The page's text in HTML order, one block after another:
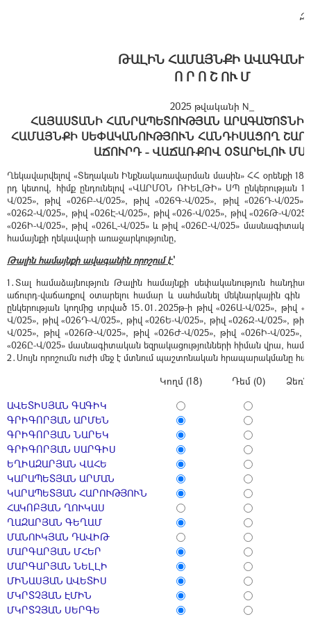
ԹԱԼԻՆ ՀԱՄԱՅՆՔԻ ԱՎԱԳԱՆԻ
Ո Ր Ո Շ ՈՒ Մ
2025 թվականի N_
ՀԱՅԱՍՏԱՆԻ ՀԱՆՐԱՊԵՏՈՒԹՅԱՆ ԱՐԱԳԱԾՈՏՆԻ
ՀԱՄԱՅՆՔԻ ՍԵՓԱԿԱՆՈՒԹՅՈՒՆ ՀԱՆԴԻՍԱՑՈՂ
ԱՃՈՒՐԴ - ՎԱՃԱՌՔՈՎ ՕՏԱՐԵԼՈՒ
Ղեկավարվելով «Տեղական Ինքնակառավարման մասին» ՀՀ օրենքի 18-
րդ կետով, հիմք ընդունելով «ՎԱՐՄՕՆ ՌԻԵԼԹԻ» ՍՊ ընկերության
Վ/025», թիվ «026Բ-Վ/025», թիվ «026Գ-Վ/025», թիվ «026Դ-Վ/
«026Զ-Վ/025», թիվ «026Է-Վ/025», թիվ «026-Վ/025», թիվ «026Թ-Վ/
«026Ի-Վ/025», թիվ «026Լ-Վ/025» և թիվ «026Ը-Վ/025»
համայնքի ղեկավարի առաջարկությունը,
Թալին համայնքի ավագանին որոշում է՝
1․Տալ համաձայնություն Թալին համայնքի սեփականություն
աճուրդ-վաճառքով օտարելու համար և սահմանել մեկնարկային
ընկերության կողմից տրված 15․01․2025թ-ի թիվ «026Ա-Վ/025», թիվ
Վ/025», թիվ «026Դ-Վ/025», թիվ «026Ե-Վ/025», թիվ «026Զ-Վ/025»,
Վ/025», թիվ «026Թ-Վ/025», թիվ «026Ժ-Վ/025», թիվ «026Ի-Վ/025»,
«026Ը-Վ/025» մասնագիտական եզրակացությունների հիման վրա,
2․Սույն որոշումն ուժի մեջ է մտնում պաշտոնական հրապարակմանը
Կողմ (18) Դեմ (0)
ԱՎԵՏԻՍՅԱՆ ԳԱԳԻԿ
ԳՐԻԳՈՐՅԱՆ ԱՐՄԵՆ
ԳՐԻԳՈՐՅԱՆ ՆԱՐԵԿ
ԳՐԻԳՈՐՅԱՆ ՍԱՐԳԻՍ
ԵՂԻԱԶԱՐՅԱՆ ՎԱՀԵ
ԿԱՐԱՊԵՏՅԱՆ ԱՐՄԱՆ
ԿԱՐԱՊԵՏՅԱՆ ՀԱՐՈՒԹՅՈՒՆ
ՀԱԿՈԲՅԱՆ ՂՈՒԿԱՍ
ՂԱԶԱՐՅԱՆ ԳԵՂԱՄ
ՄԱՆՈՒԿՅԱՆ ԴԱՎԻԹ
ՄԱՐԳԱՐՅԱՆ ՄՀԵՐ
ՄԱՐԳԱՐՅԱՆ ՆԵԼԼԻ
ՄԻՆԱՍՅԱՆ ԱՎԵՏԻՍ
ՄԿՐՏՉՅԱՆ ԷՄԻՆ
ՄԿՐՏՉՅԱՆ ՍԵՐԳԵ